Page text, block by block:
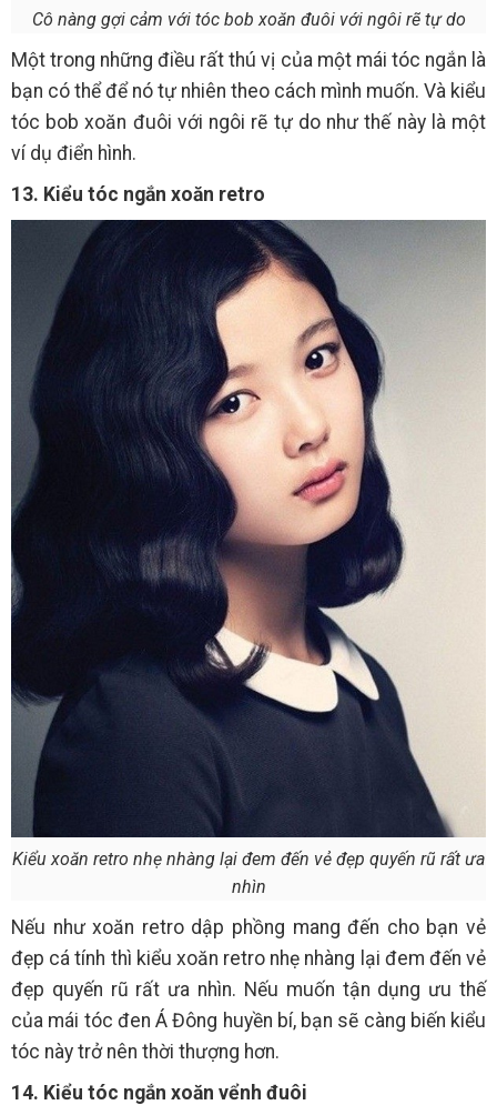
Cô nàng gợi cảm với tóc bob xoăn đuôi với ngôi rẽ tự do
Một trong những điều rất thú vị của một mái tóc ngắn là
bạn có thể để nó tự nhiên theo cách mình muốn. Và kiểu
tóc bob xoăn đuôi với ngôi rẽ tự do như thế này là một
ví dụ điển hình.
13. Kiểu tóc ngắn xoăn retro
Kiểu xoăn retro nhẹ nhàng lại đem đến vẻ đẹp quyến rũ rất ưa
nhìn
Nếu như xoăn retro dập phồng mang đến cho bạn vẻ
đẹp cá tính thì kiểu xoăn retro nhẹ nhàng lại đem đến vẻ
đẹp quyến rũ rất ưa nhìn. Nếu muốn tận dụng ưu thế
của mái tóc đen Á Đông huyền bí, bạn sẽ càng biến kiểu
tóc này trở nên thời thượng hơn.
14. Kiểu tóc ngắn xoăn vểnh đuôi